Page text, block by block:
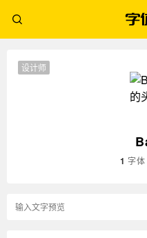
1 字体
设计师